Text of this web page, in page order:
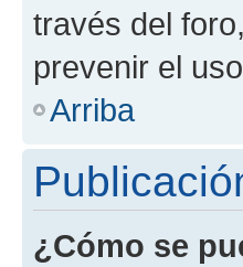
través del
prevenir el
Arriba
¿Cómo se